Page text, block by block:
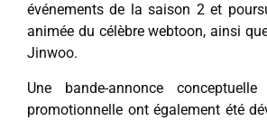
événements de la saison 2 et
animée du célèbre webtoon, ainsi
Jinwoo.
Une bande-annonce
promotionnelle ont également été